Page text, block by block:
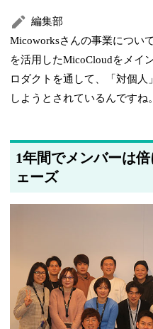
編集部
Micoworksさんの事業につい
を活用したMicoCloudをメイ
ロダクトを通して、「対個
しようとされているんですね。
1年間でメンバーは
ェーズ